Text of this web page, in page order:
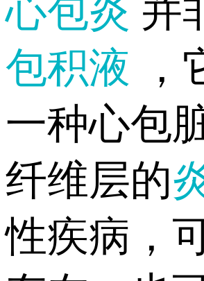
心包炎 并
包积液
，
一种心包
纤维层的
性疾病，